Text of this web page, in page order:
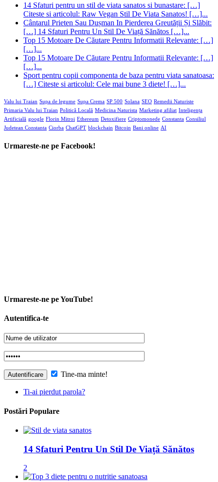
14 Sfaturi pentru un stil de viata sanatos si bunastare: […]
Citeste si articolul: Raw Vegan Stil De Viata Sanatos! […]...
Cântarul Prieten Sau Dușman In Pierderea Greutății Și Slăbit:
[…] 14 Sfaturi Pentru Un Stil De Viață Sănătos […]...
Top 15 Motoare De Căutare Pentru Informatii Relevante: […]
[…]...
Top 15 Motoare De Căutare Pentru Informatii Relevante: […]
[…]...
Sport pentru copii componenta de baza pentru viata sanatoasa:
[…] Citeste si articolul: Cele mai bune 3 diete! […]...
Valu lui Traian Supa de legume Supa Crema SP 500 Solana SEO Remedii Naturiste
Primaria Valu lui Traian Politică Locală Medicina Naturista Marketing afiliat Inteligența
Artificială google Florin Mitroi Ethereum Detoxifiere Criptomonede Constanta Consiliul
Judetean Constanta Ciorba ChatGPT blockchain Bitcoin Bani online AI
Urmareste-ne pe Facebook!
Urmareste-ne pe YouTube!
Autentifica-te
Tine-ma minte!
Ti-ai pierdut parola?
Postări Populare
14 Sfaturi Pentru Un Stil De Viață Sănătos
2